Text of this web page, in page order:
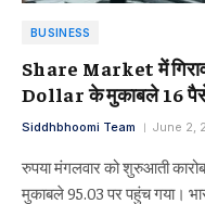
BUSINESS
Share Market में
Dollar के मुकाबले 16
Siddhbhoomi Team June 2,
रुपया मंगलवार को शुरुआती
मुकाबले 95.03 पर पहुंच गया।